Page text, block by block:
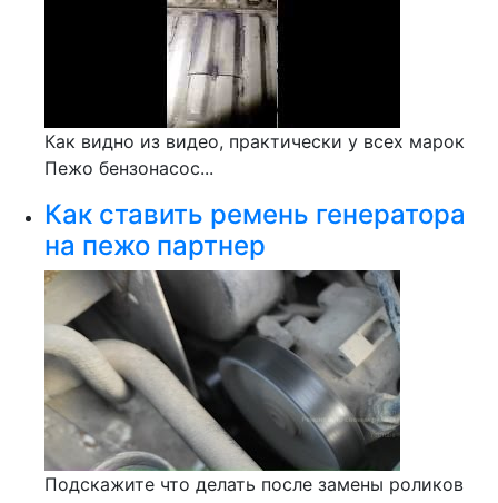
Как видно из видео, практически у всех марок
Пежо бензонасос...
Как ставить ремень генератора
на пежо партнер
Подскажите что делать после замены роликов